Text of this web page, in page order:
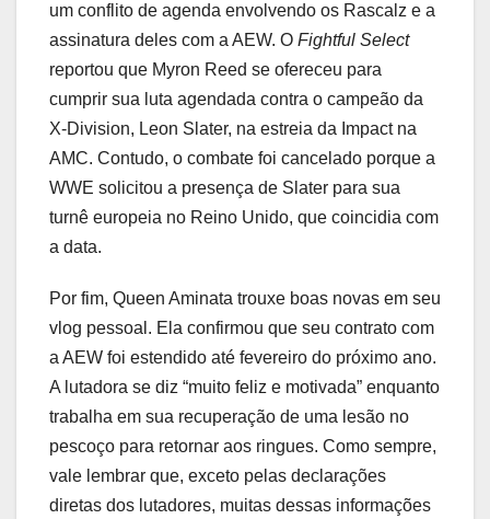
um conflito de agenda envolvendo os Rascalz e a
assinatura deles com a AEW. O Fightful Select
reportou que Myron Reed se ofereceu para
cumprir sua luta agendada contra o campeão da
X-Division, Leon Slater, na estreia da Impact na
AMC. Contudo, o combate foi cancelado porque a
WWE solicitou a presença de Slater para sua
turnê europeia no Reino Unido, que coincidia com
a data.
Por fim, Queen Aminata trouxe boas novas em seu
vlog pessoal. Ela confirmou que seu contrato com
a AEW foi estendido até fevereiro do próximo ano.
A lutadora se diz “muito feliz e motivada” enquanto
trabalha em sua recuperação de uma lesão no
pescoço para retornar aos ringues. Como sempre,
vale lembrar que, exceto pelas declarações
diretas dos lutadores, muitas dessas informações